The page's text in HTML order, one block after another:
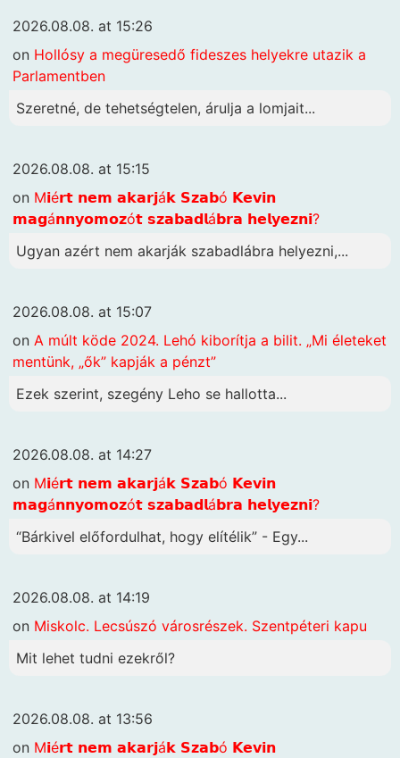
2026.08.08. at 15:26
on Hollósy a megüresedő fideszes helyekre utazik a
Parlamentben
Szeretné, de tehetségtelen, árulja a lomjait...
2026.08.08. at 15:15
on M𝗶é𝗿𝘁 𝗻𝗲𝗺 𝗮𝗸𝗮𝗿𝗷á𝗸 𝗦𝘇𝗮𝗯ó 𝗞𝗲𝘃𝗶𝗻
𝗺𝗮𝗴á𝗻𝗻𝘆𝗼𝗺𝗼𝘇ó𝘁 𝘀𝘇𝗮𝗯𝗮𝗱𝗹á𝗯𝗿𝗮 𝗵𝗲𝗹𝘆𝗲𝘇𝗻𝗶?
Ugyan azért nem akarják szabadlábra helyezni,...
2026.08.08. at 15:07
on A múlt köde 2024. Lehó kiborítja a bilit. „Mi életeket
mentünk, „ők” kapják a pénzt”
Ezek szerint, szegény Leho se hallotta...
2026.08.08. at 14:27
on M𝗶é𝗿𝘁 𝗻𝗲𝗺 𝗮𝗸𝗮𝗿𝗷á𝗸 𝗦𝘇𝗮𝗯ó 𝗞𝗲𝘃𝗶𝗻
𝗺𝗮𝗴á𝗻𝗻𝘆𝗼𝗺𝗼𝘇ó𝘁 𝘀𝘇𝗮𝗯𝗮𝗱𝗹á𝗯𝗿𝗮 𝗵𝗲𝗹𝘆𝗲𝘇𝗻𝗶?
“Bárkivel előfordulhat, hogy elítélik” - Egy...
2026.08.08. at 14:19
on Miskolc. Lecsúszó városrészek. Szentpéteri kapu
Mit lehet tudni ezekről?
2026.08.08. at 13:56
on M𝗶é𝗿𝘁 𝗻𝗲𝗺 𝗮𝗸𝗮𝗿𝗷á𝗸 𝗦𝘇𝗮𝗯ó 𝗞𝗲𝘃𝗶𝗻